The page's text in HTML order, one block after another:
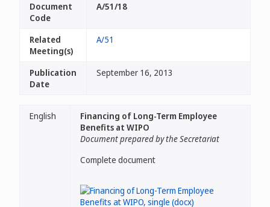
Document
Code
A/51/18
Related
Meeting(s)
A/51
Publication
Date
September 16, 2013
English
Financing of Long-Term Employee
Benefits at WIPO
Document prepared by the Secretariat
Complete document